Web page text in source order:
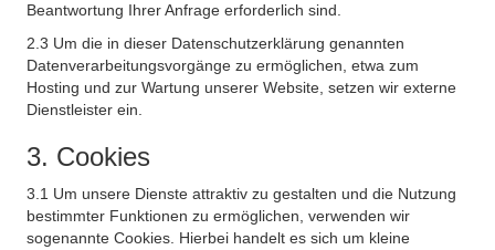
Beantwortung Ihrer Anfrage erforderlich sind.
2.3 Um die in dieser Datenschutzerklärung genannten
Datenverarbeitungsvorgänge zu ermöglichen, etwa zum
Hosting und zur Wartung unserer Website, setzen wir externe
Dienstleister ein.
3. Cookies
3.1 Um unsere Dienste attraktiv zu gestalten und die Nutzung
bestimmter Funktionen zu ermöglichen, verwenden wir
sogenannte Cookies. Hierbei handelt es sich um kleine